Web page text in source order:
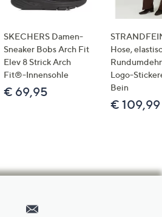
SKECHERS Damen-
Sneaker Bobs Arch Fit
Elev 8 Strick Arch
Fit®-Innensohle
€ 69,95
Hose,
Logo-
Bein
€ 109,99